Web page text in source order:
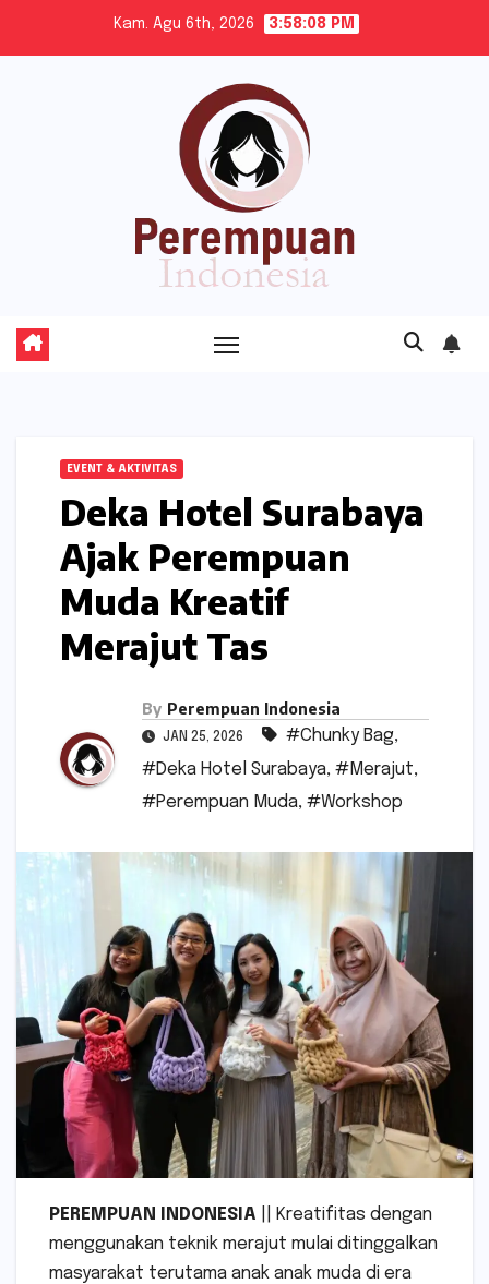
Kam. Agu 6th, 2026 3:58:09 PM
EVENT & AKTIVITAS
Deka Hotel Surabaya
Ajak Perempuan
Muda Kreatif
Merajut Tas
By Perempuan Indonesia
JAN 25, 2026 #Chunky Bag,
#Deka Hotel Surabaya, #Merajut,
#Perempuan Muda, #Workshop
PEREMPUAN INDONESIA || Kreatifitas dengan
menggunakan teknik merajut mulai ditinggalkan
masyarakat terutama anak anak muda di era